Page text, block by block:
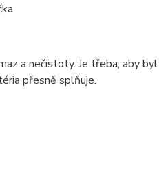
a nečistoty. Je třeba, aby
přesně splňuje.